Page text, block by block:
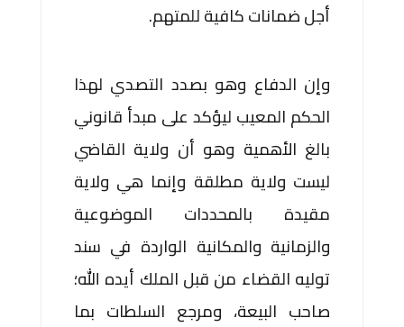
أجل ضمانات كافية للمتهم.
وإن الدفاع وهو بصدد التصدي لهذا
الحكم المعيب ليؤكد على مبدأ قانوني
بالغ الأهمية وهو أن ولاية القاضي
ليست ولاية مطلقة وإنما هي ولاية
مقيدة بالمحددات الموضوعية
والزمانية والمكانية الواردة في سند
توليه القضاء من قبل الملك أيده الله؛
صاحب البيعة، ومرجع السلطات بما